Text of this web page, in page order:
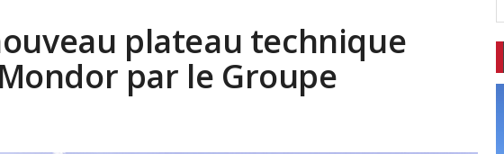
plateau technique
par le Groupe